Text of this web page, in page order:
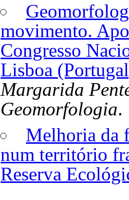
movimento.
Congresso
Lisboa
Margarida
Geomorfologia
Melhoria da
num território
Reserva